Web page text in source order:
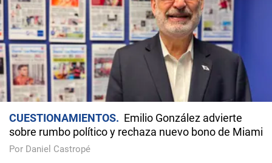
CUESTIONAMIENTOS
Emilio González advierte
sobre rumbo político y rechaza nuevo bono de Miami
Por Daniel Castropé